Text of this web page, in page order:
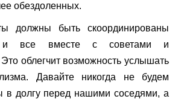
обездоленных.
должны быть скоординированы
и все вместе с советами и
облегчит возможность услышать
Давайте никогда не будем
в долгу перед нашими соседями, а